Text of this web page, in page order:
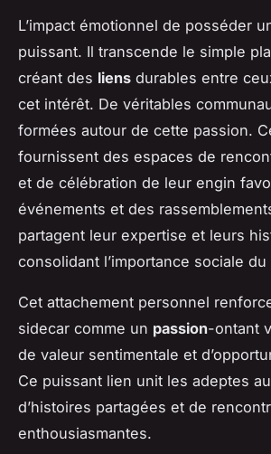
L’impact émotionnel de posséder
puissant. Il transcende le simple
créant des liens durables entre
cet intérêt. De véritables
formées autour de cette passion.
fournissent des espaces de
et de célébration de leur engin
événements et des
partagent leur expertise et leurs
consolidant l’importance sociale du
Cet attachement personnel
sidecar comme un passion-ontant
de valeur sentimentale et
Ce puissant lien unit les adeptes
d’histoires partagées et de
enthousiasmantes.